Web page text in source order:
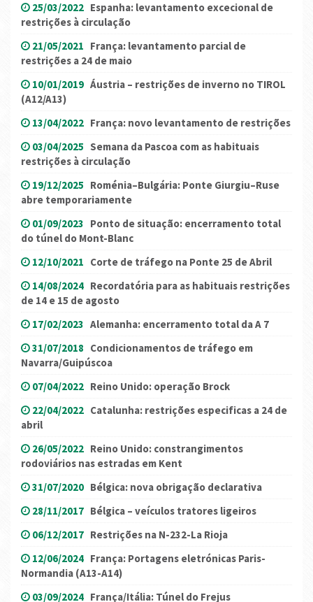
25/03/2022 Espanha: levantamento excecional de
restrições à circulação
21/05/2021 França: levantamento parcial de
restrições a 24 de maio
10/01/2019 Áustria – restrições de inverno no TIROL
(A12/A13)
13/04/2022 França: novo levantamento de restrições
03/04/2025 Semana da Pascoa com as habituais
restrições à circulação
19/12/2025 Roménia–Bulgária: Ponte Giurgiu–Ruse
abre temporariamente
01/09/2023 Ponto de situação: encerramento total
do túnel do Mont-Blanc
12/10/2021 Corte de tráfego na Ponte 25 de Abril
14/08/2024 Recordatória para as habituais restrições
de 14 e 15 de agosto
17/02/2023 Alemanha: encerramento total da A 7
31/07/2018 Condicionamentos de tráfego em
Navarra/Guipúscoa
07/04/2022 Reino Unido: operação Brock
22/04/2022 Catalunha: restrições especificas a 24 de
abril
26/05/2022 Reino Unido: constrangimentos
rodoviários nas estradas em Kent
31/07/2020 Bélgica: nova obrigação declarativa
28/11/2017 Bélgica – veículos tratores ligeiros
06/12/2017 Restrições na N-232-La Rioja
12/06/2024 França: Portagens eletrónicas Paris-
Normandia (A13-A14)
03/09/2024 França/Itália: Túnel do Frejus